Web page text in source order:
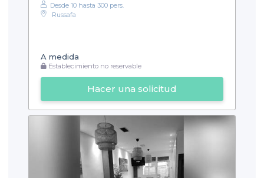
Desde 10 hasta 300 pers.
Russafa
A medida
Establecimiento no reservable
Hacer una solicitud